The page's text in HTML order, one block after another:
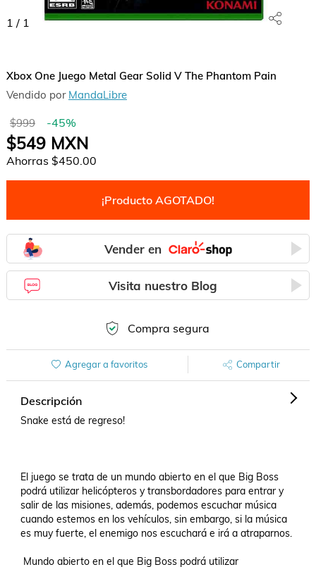
1 / 1
Xbox One Juego Metal Gear Solid V The Phantom Pain
Vendido por MandaLibre
$999 -45%
$549MXN
Ahorras $450.00
¡Producto AGOTADO!
Vender en
Visita nuestro Blog
Compra segura
Agregar a favoritos Compartir
Descripción
Snake está de regreso!
El juego se trata de un mundo abierto en el que Big Boss
podrá utilizar helicópteros y transbordadores para entrar y
salir de las misiones, además, podemos escuchar música
cuando estemos en los vehículos, sin embargo, si la música
es muy fuerte, el enemigo nos escuchará e irá a atraparnos.
Mundo abierto en el que Big Boss podrá utilizar